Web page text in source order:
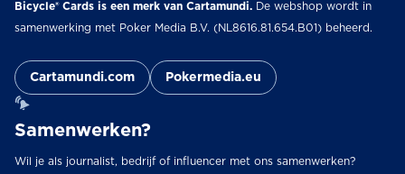
Bicycle® Cards is een merk van Cartamundi. De webshop wordt in
samenwerking met Poker Media B.V. (NL8616.81.654.B01) beheerd.
Cartamundi.com Pokermedia.eu
Samenwerken?
Wil je als journalist, bedrijf of influencer met ons samenwerken?